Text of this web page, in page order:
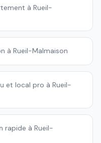
à Rueil-
à Rueil-Malmaison
et local pro à Rueil-
rapide à Rueil-